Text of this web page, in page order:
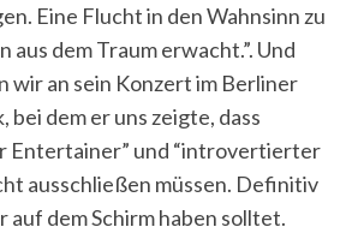
Eine Flucht in den Wahnsinn zu
aus dem Traum erwacht.”. Und
wir an sein Konzert im Berliner
bei dem er uns zeigte, dass
Entertainer” und “introvertierter
ausschließen müssen. Definitiv
auf dem Schirm haben solltet.